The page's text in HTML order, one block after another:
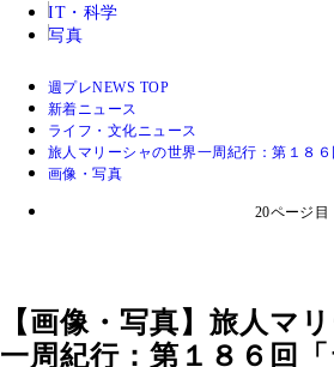
IT・科学
写真
週プレNEWS TOP
新着ニュース
ライフ・文化ニュース
旅人マリーシャの世界一周紀行：第１８
画像・写真
20ページ目
【画像・写真】旅人マ
一周紀行：第１８６回